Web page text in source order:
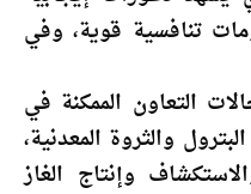
تنافسية قوية، وفي
التعاون الممكنة في
والثروة المعدنية،
وإنتاج الغاز